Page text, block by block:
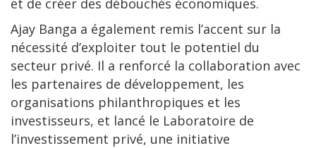
et de créer des débouchés économiques.
Ajay Banga a également remis l’accent sur la
nécessité d’exploiter tout le potentiel du
secteur privé. Il a renforcé la collaboration avec
les partenaires de développement, les
organisations philanthropiques et les
investisseurs, et lancé le Laboratoire de
l’investissement privé, une initiative